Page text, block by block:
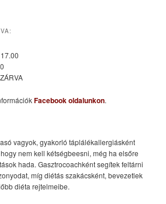
Facebook oldalunkon.
vagyok, gyakorló táplálékallergiásként
nem kell kétségbeesni, még ha elsőre
hada. Gasztrocoachként segítek feltárni
míg diétás szakácsként, bevezetlek
diéta rejtelmeibe.